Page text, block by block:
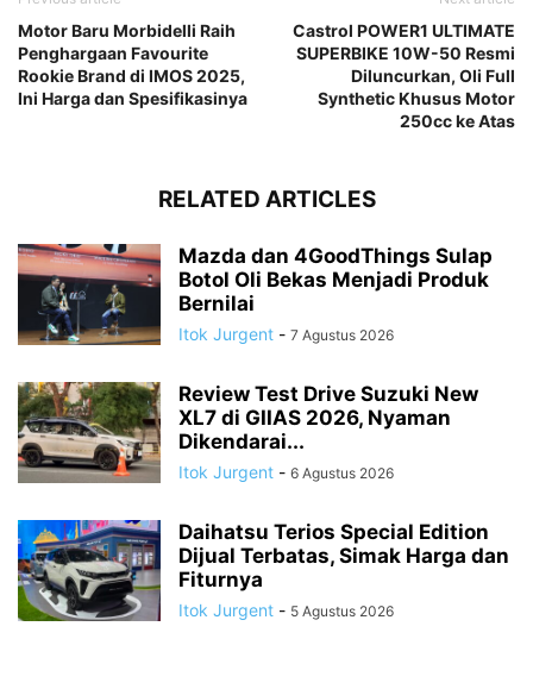
Motor Baru Morbidelli Raih
Penghargaan Favourite
Rookie Brand di IMOS 2025,
Ini Harga dan Spesifikasinya
Castrol POWER1 ULTIMATE
SUPERBIKE 10W-50 Resmi
Diluncurkan, Oli Full
Synthetic Khusus Motor
250cc ke Atas
RELATED ARTICLES
Mazda dan 4GoodThings Sulap
Botol Oli Bekas Menjadi Produk
Bernilai
Itok Jurgent - 7 Agustus 2026
Review Test Drive Suzuki New
XL7 di GIIAS 2026, Nyaman
Dikendarai...
Itok Jurgent - 6 Agustus 2026
Daihatsu Terios Special Edition
Dijual Terbatas, Simak Harga dan
Fiturnya
Itok Jurgent - 5 Agustus 2026